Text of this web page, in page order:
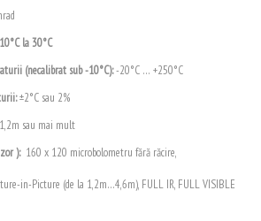
la 30°C
(necalibrat sub -10°C):-20°C … +250°C
±2°C sau 2%
sau mai mult
):160 x 120 microbolometru fără răcire,
in-Picture (de la 1,2m…4,6m), FULL IR, FULL VISIBLE